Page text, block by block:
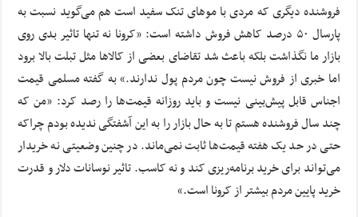
فروشنده دیگری که مردی با موهای تنک سفید است هم می‌گوید نسبت به
پارسال ۵۰ درصد کاهش فروش داشته است: «کرونا نه تنها تاثیر بدی روی
بازار ما نگذاشت بلکه باعث شد تقاضای بعضی از کالاها مثل تبلت بالا برود
اما خبری از فروش نیست چون مردم پول ندارند.» به گفته مسلمی قیمت
اجناس قابل پیش‌بینی نیست و باید روزانه قیمت‌ها را رصد کرد: «من که
چند سال فروشنده هستم تا به حال بازار را به این آشفتگی ندیده بودم چراکه
حتی در حد یک هفته قیمت‌ها ثابت نمی‌ماند. در چنین وضعیتی نه خریدار
می‌تواند برای خرید برنامه‌ریزی کند و نه کاسب. تاثیر نوسانات دلار و قدرت
خرید پایین مردم بیشتر از کرونا است.»